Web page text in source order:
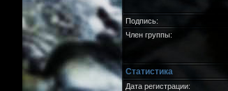
Подпись:
Член группы:
Статистика
Дата регистрации: